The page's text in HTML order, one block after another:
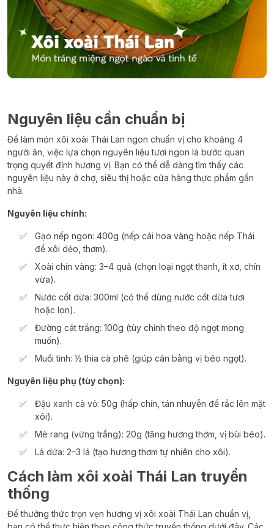
Nguyên liệu cần chuẩn bị
Để làm món xôi xoài Thái Lan ngon chuẩn vị cho khoảng 4
người ăn, việc lựa chọn nguyên liệu tươi ngon là bước quan
trọng quyết định hương vị. Bạn có thể dễ dàng tìm thấy các
nguyên liệu này ở chợ, siêu thị hoặc cửa hàng thực phẩm gần
nhà.
Nguyên liệu chính:
Gạo nếp ngon: 400g (nếp cái hoa vàng hoặc nếp Thái
để xôi dẻo, thơm).
Xoài chín vàng: 3–4 quả (chọn loại ngọt thanh, ít xơ, chín
vừa).
Nước cốt dừa: 300ml (có thể dùng nước cốt dừa tươi
hoặc lon).
Đường cát trắng: 100g (tùy chỉnh theo độ ngọt mong
muốn).
Muối tinh: ½ thìa cà phê (giúp cân bằng vị béo ngọt).
Nguyên liệu phụ (tùy chọn):
Đậu xanh cà vỏ: 50g (hấp chín, tán nhuyễn để rắc lên mặt
xôi).
Mè rang (vừng trắng): 20g (tăng hương thơm, vị bùi béo).
Lá dứa: 2–3 lá (tạo hương thơm tự nhiên cho xôi).
Cách làm xôi xoài Thái Lan truyền
thống
Để thưởng thức trọn vẹn hương vị xôi xoài Thái Lan chuẩn vị,